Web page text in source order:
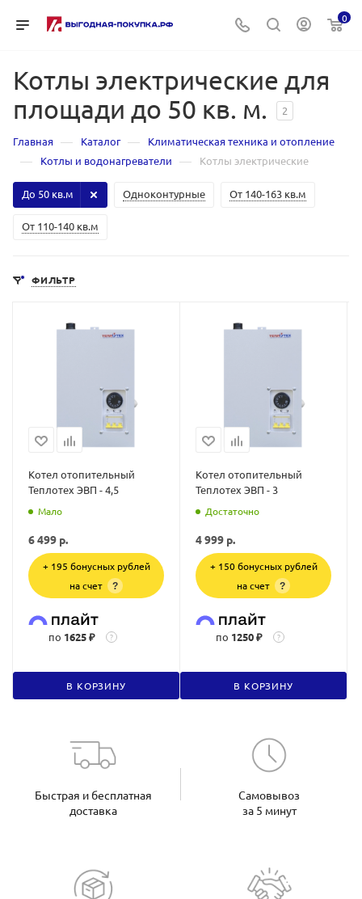
0
Котлы электрические для
площади до 50 кв. м.
2
Главная — Каталог — Климатическая техника и отопление
— Котлы и водонагреватели — Котлы электрические
Одноконтурные От 140-163 кв.м
От 110-140 кв.м
До 50 кв.м
ФИЛЬТР
Котел отопительный
Теплотех ЭВП - 4,5
Мало
6 499 р.
+ 195 бонусных рублей
на счет
?
по 1625 ₽ ?
В КОРЗИНУ
Котел отопительный
Теплотех ЭВП - 3
Достаточно
4 999 р.
+ 150 бонусных рублей
на счет
?
по 1250 ₽ ?
В КОРЗИНУ
Быстрая и бесплатная
доставка
Самовывоз
за 5 минут